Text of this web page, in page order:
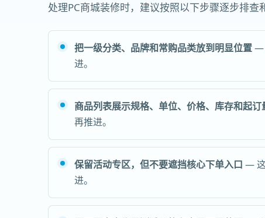
处理PC商城装修时，建议按照以下步骤逐步排
把一级分类、品牌和常购品类放到明显位置—
进。
商品列表展示规格、单位、价格、库存和起订
再推进。
保留活动专区，但不要遮挡核心下单入口 — 这
进。